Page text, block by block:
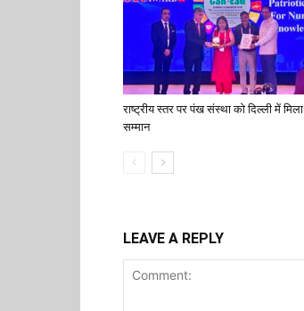
राष्ट्रीय स्तर पर पंख संस्था को दिल्ली में मिला
सम्मान
LEAVE A REPLY